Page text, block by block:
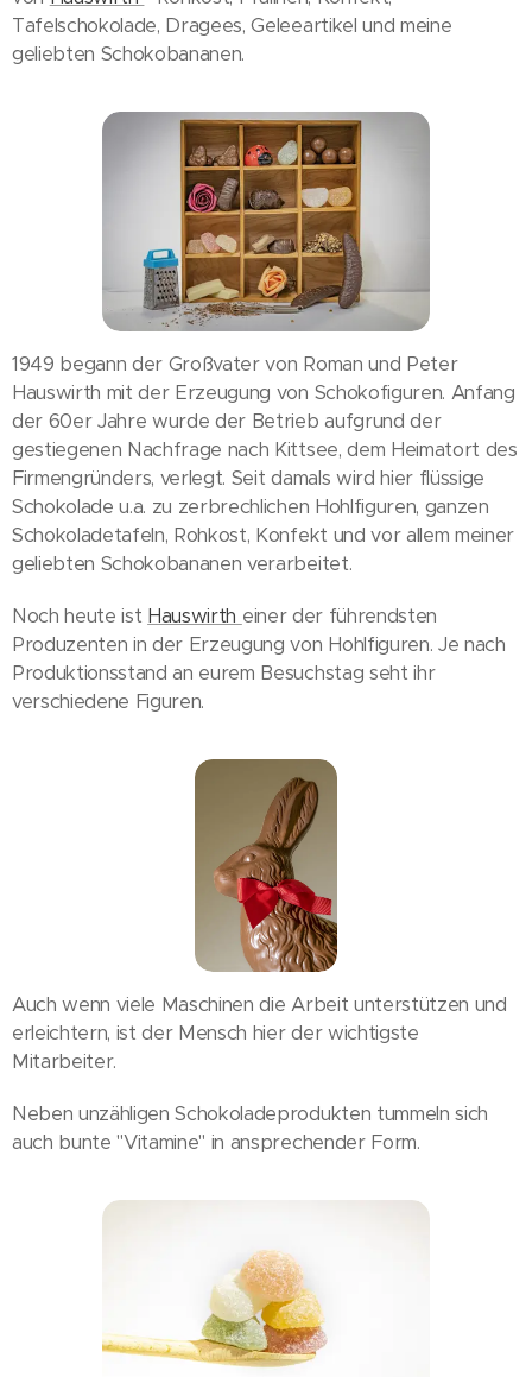
Tafelschokolade, Dragees, Geleeartikel und meine
geliebten Schokobananen.
1949 begann der Großvater von Roman und Peter
Hauswirth mit der Erzeugung von Schokofiguren. Anfang
der 60er Jahre wurde der Betrieb aufgrund der
gestiegenen Nachfrage nach Kittsee, dem Heimatort des
Firmengründers, verlegt. Seit damals wird hier flüssige
Schokolade u.a. zu zerbrechlichen Hohlfiguren, ganzen
Schokoladetafeln, Rohkost, Konfekt und vor allem meiner
geliebten Schokobananen verarbeitet.
Noch heute ist Hauswirth einer der führendsten
Produzenten in der Erzeugung von Hohlfiguren. Je nach
Produktionsstand an eurem Besuchstag seht ihr
verschiedene Figuren.
Auch wenn viele Maschinen die Arbeit unterstützen und
erleichtern, ist der Mensch hier der wichtigste
Mitarbeiter.
Neben unzähligen Schokoladeprodukten tummeln sich
auch bunte "Vitamine" in ansprechender Form.